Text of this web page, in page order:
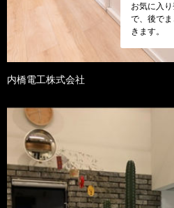
お気に入
で、後で
きます。
内橋電工株式会社